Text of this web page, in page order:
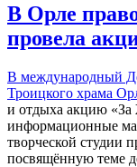
В Орле
провела
В международный
Троицкого храма
и отдыха акцию «За
информационные
творческой студии
посвящённую теме